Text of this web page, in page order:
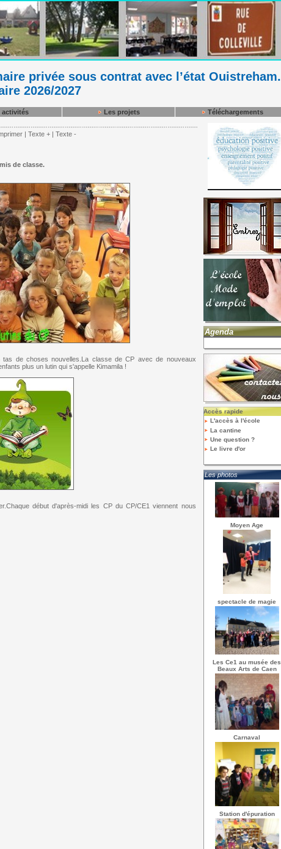
privée sous contrat avec l’état Ouistreham.
2026/2027
activités Les projets Téléchargements
| Texte + | Texte -
de classe.
de choses nouvelles.La classe de CP avec de nouveaux
plus un lutin qui s'appelle Kimamila !
début d'après-midi les CP du CP/CE1 viennent nous
Agenda
Accès rapide
L'accès à l'école
La cantine
Une question ?
Le livre d'or
Les photos
Moyen Age
spectacle de magie
Les Ce1 au musée des
Beaux Arts de Caen
Carnaval
Station d'épuration